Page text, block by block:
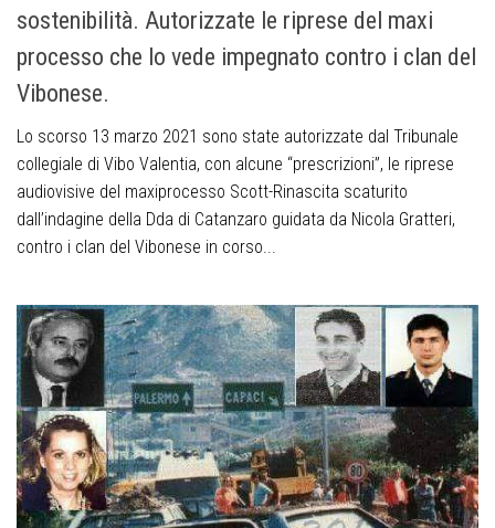
sostenibilità. Autorizzate le riprese del maxi
processo che lo vede impegnato contro i clan del
Vibonese.
Lo scorso 13 marzo 2021 sono state autorizzate dal Tribunale
collegiale di Vibo Valentia, con alcune “prescrizioni”, le riprese
audiovisive del maxiprocesso Scott-Rinascita scaturito
dall’indagine della Dda di Catanzaro guidata da Nicola Gratteri,
contro i clan del Vibonese in corso...